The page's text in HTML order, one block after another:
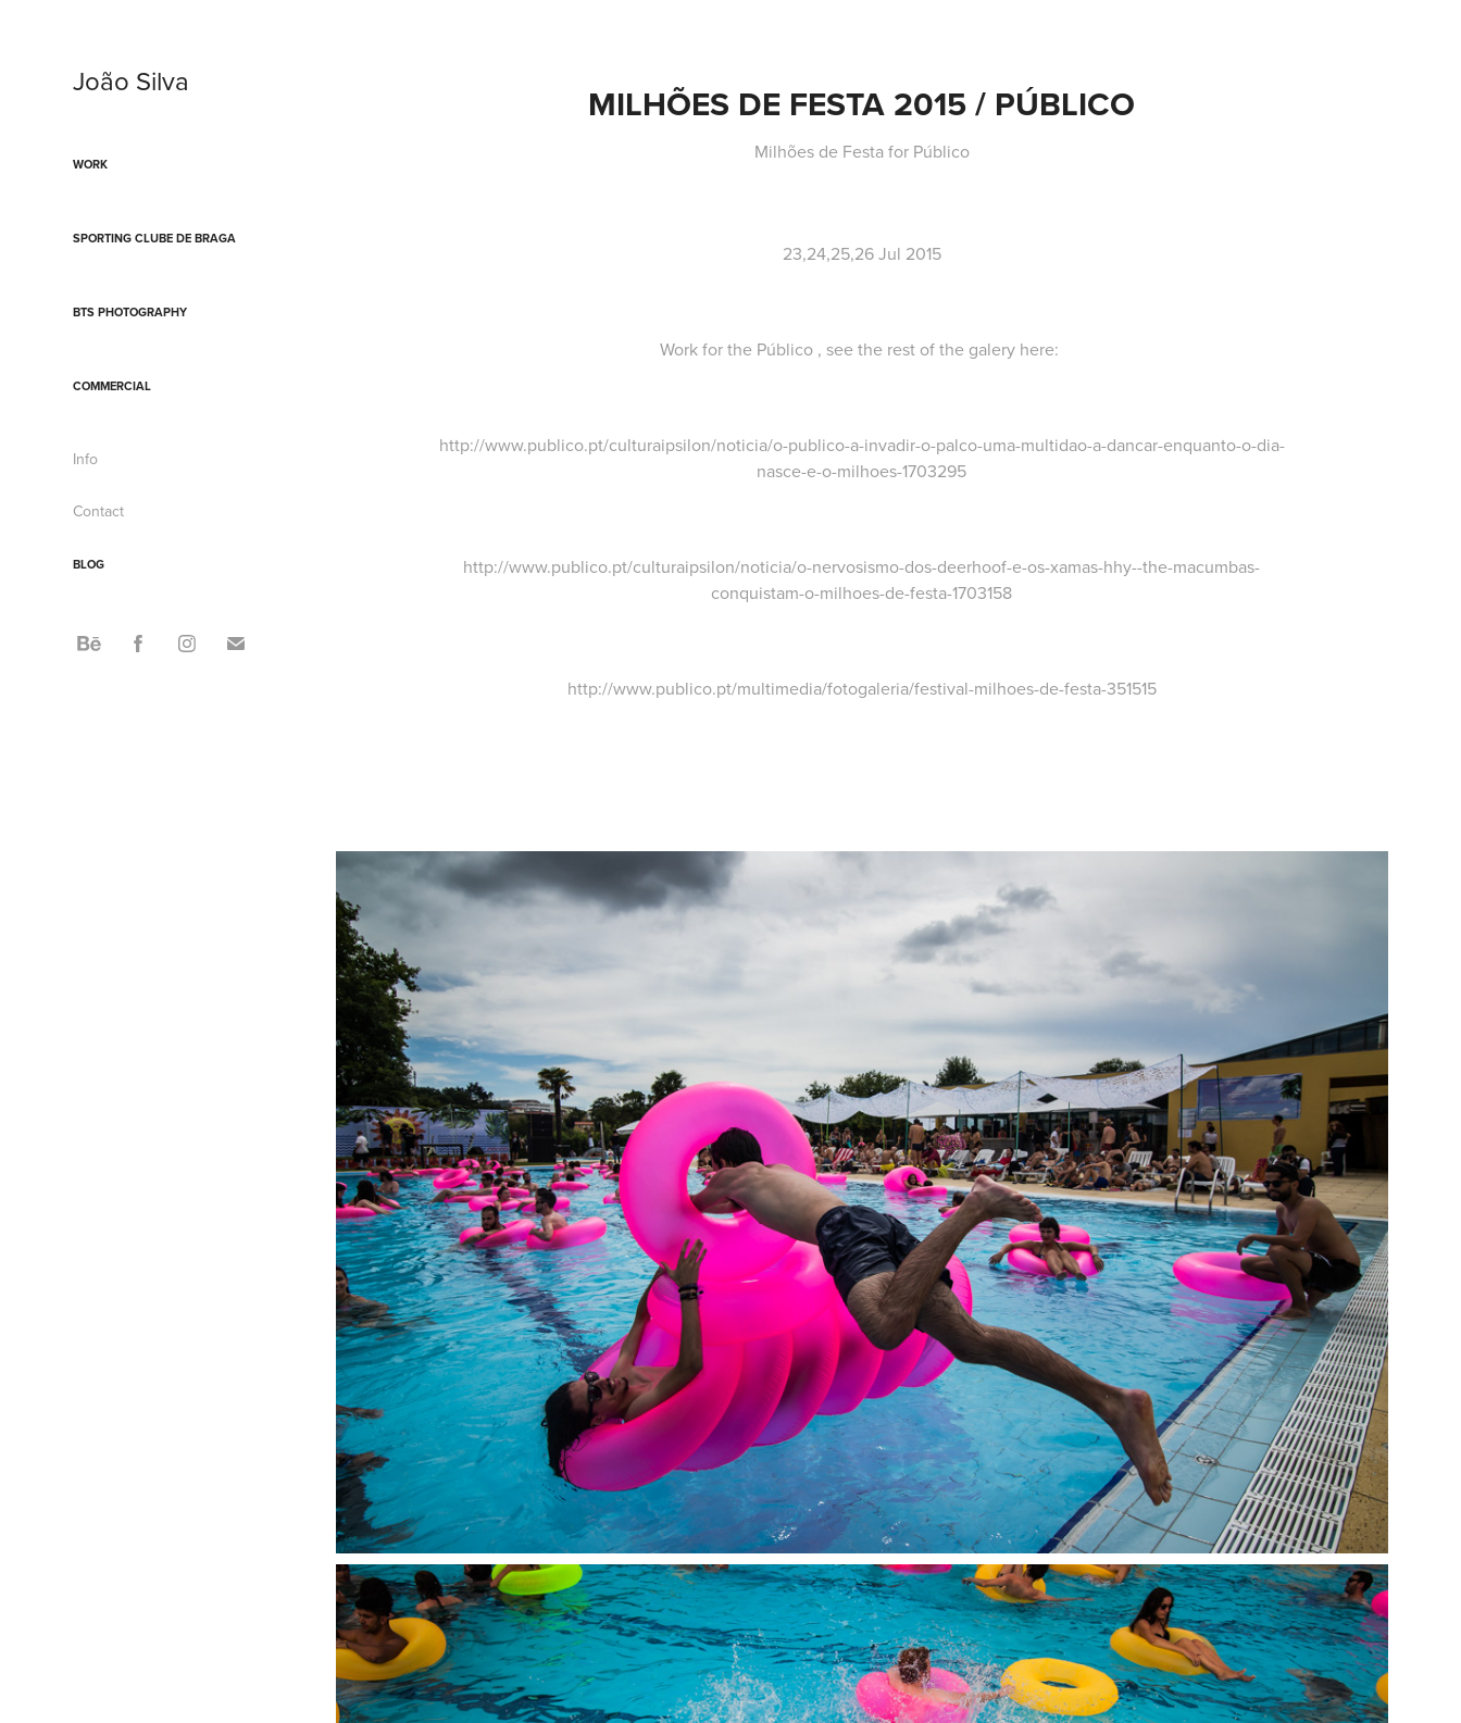
João Silva
WORK
SPORTING CLUBE DE BRAGA
BTS PHOTOGRAPHY
COMMERCIAL
Info
Contact
BLOG
MILHÕES DE FESTA 2015 / PÚBLICO
Milhões de Festa for Público
23,24,25,26 Jul 2015
Work for the Público , see the rest of the galery here:
http://www.publico.pt/culturaipsilon/noticia/o-publico-a-invadir-o-palco-uma-multidao-a-dancar-enquanto-o-dia-
nasce-e-o-milhoes-1703295
http://www.publico.pt/culturaipsilon/noticia/o-nervosismo-dos-deerhoof-e-os-xamas-hhy--the-macumbas-
conquistam-o-milhoes-de-festa-1703158
http://www.publico.pt/multimedia/fotogaleria/festival-milhoes-de-festa-351515